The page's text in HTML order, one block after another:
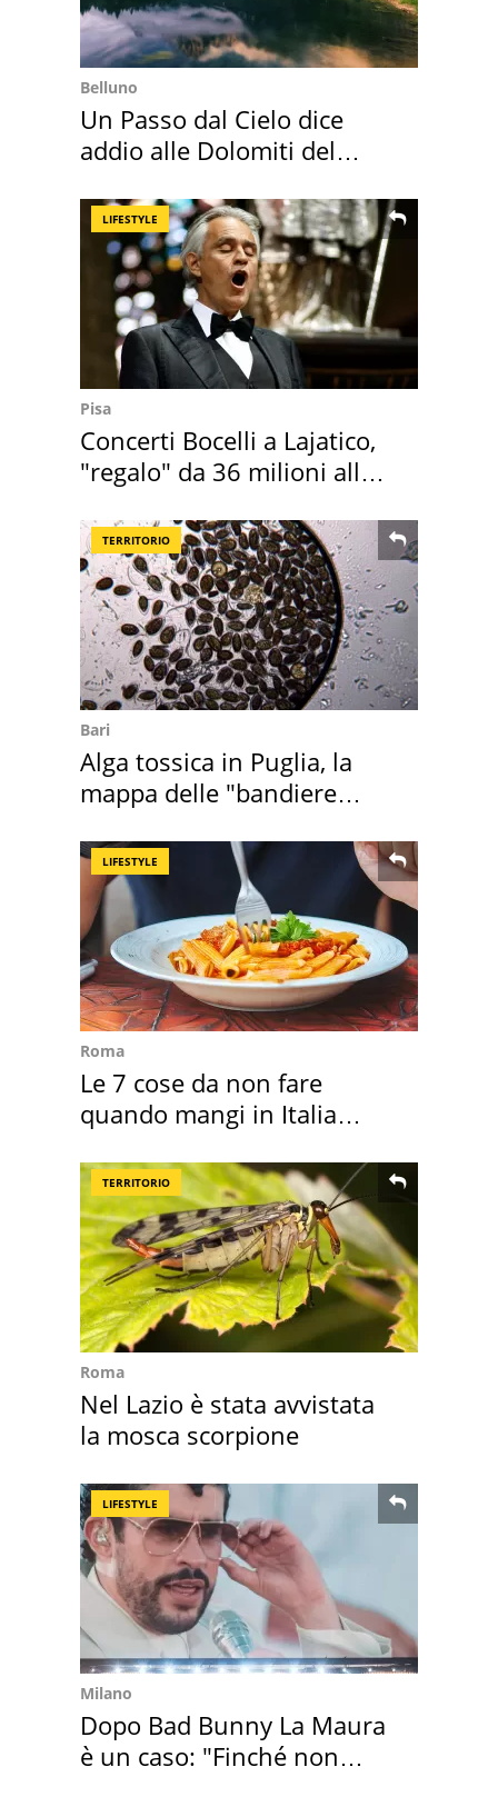
Belluno
Un Passo dal Cielo dice
addio alle Dolomiti del
LIFESTYLE
Pisa
Concerti Bocelli a Lajatico,
"regalo" da 36 milioni alla
TERRITORIO
Bari
Alga tossica in Puglia, la
mappa delle "bandiere
LIFESTYLE
Roma
Le 7 cose da non fare
quando mangi in Italia
TERRITORIO
Roma
Nel Lazio è stata avvistata
la mosca scorpione
LIFESTYLE
Milano
Dopo Bad Bunny La Maura
è un caso: "Finché non